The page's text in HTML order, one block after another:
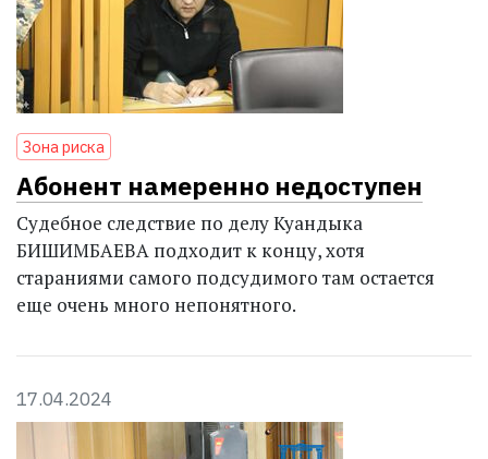
Зона риска
Абонент намеренно недоступен
Судебное следствие по делу Куандыка
БИШИМБАЕВА подходит к концу, хотя
стараниями самого подсудимого там остается
еще очень много непонятного.
17.04.2024